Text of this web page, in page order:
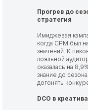
Прогрев до
стратегия
Имиджевая
когда CPM был
значений. К
лояльной
оказалась на
знание до
догонять
DCO в